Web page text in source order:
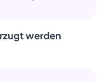
werden